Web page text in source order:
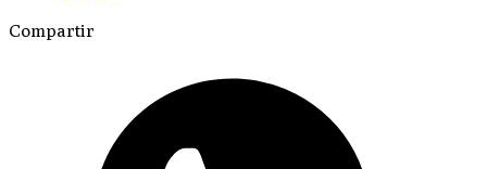
Compartir